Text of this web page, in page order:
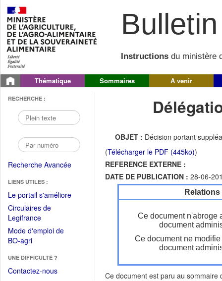
Instructions du ministère
Thématique Sommaires A venir
RECHERCHE :
Recherche Avancée
LIENS UTILES :
Le portail s'améliore(Fichier
Circulaires de
Legifrance(Ouvrir
dans
une
fenêtre)
Mode d'emploi de
BO-agri(Ouvrir
une
nouvelle
UNE DIFFICULTÉ ?
Contactez-nous
OBJET : Décision portant
(Télécharger le PDF (445ko))
REFERENCE EXTERNE :
DATE DE PUBLICATION : 28-06-
Ce document n'abroge
document
Ce document ne
document
Ce document est paru au sommaire